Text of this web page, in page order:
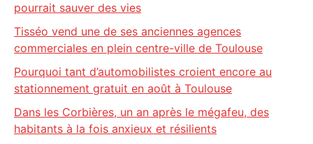
pourrait sauver des vies
Tisséo vend une de ses anciennes agences
commerciales en plein centre-ville de Toulouse
Pourquoi tant d’automobilistes croient encore au
stationnement gratuit en août à Toulouse
Dans les Corbières, un an après le mégafeu, des
habitants à la fois anxieux et résilients